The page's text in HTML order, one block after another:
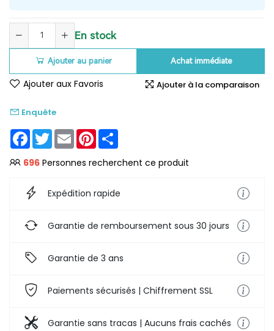
En stock
Ajouter au panier Achat immédiate
Ajouter aux Favoris Ajouter à la comparaison
Enquête
Facebook
TwitterEmail Pinterest
696 Personnes recherchent ce produit
Expédition rapide
Garantie de remboursement sous 30 jours
Garantie de 3 ans
Paiements sécurisés | Chiffrement SSL
Garantie sans tracas | Aucuns frais cachés